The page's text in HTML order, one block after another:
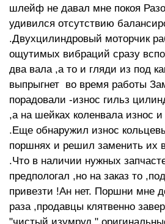
шлейф не давал мне покоя
удивился отсутствию
.Двухцилиндровый моторчик
ощутимых вибраций сразу
два вала ,а то и гляди из под
выпрыгнет во время работы
порадовали -износ гильз
,а на шейках коленвала износ и
.Еще обнаружил износ
поршнях и решил заменить их
.Что в наличии нужных
предпологал ,но на заказ то
привезти !Ан нет. Поршни мне
раза ,продавцы клятвенно